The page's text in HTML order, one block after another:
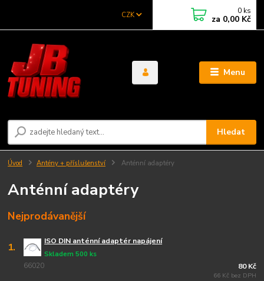
Menu
CZK
Hledat
0 ks
za 0,00 Kč
Úvod Antény + příslušenství Anténní adaptéry
Anténní adaptéry
Nejprodávanější
1. ISO DIN anténní adaptér napájení
66020
Skladem 500 ks
80 Kč
66 Kč bez DPH